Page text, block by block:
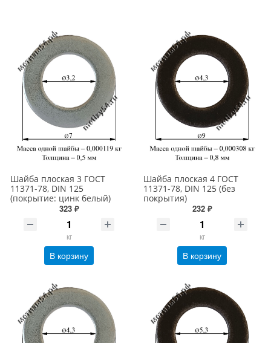
Шайба плоская 3 ГОСТ
11371-78, DIN 125
(покрытие: цинк белый)
323 ₽
кг
В корзину
Шайба плоская 4 ГОСТ
11371-78, DIN 125 (без
покрытия)
232 ₽
кг
В корзину